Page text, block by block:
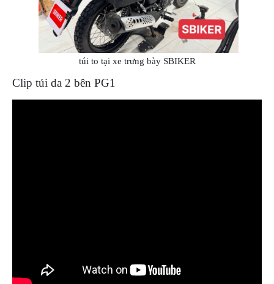
túi to tại xe trưng bày SBIKER
Clip túi da 2 bên PG1